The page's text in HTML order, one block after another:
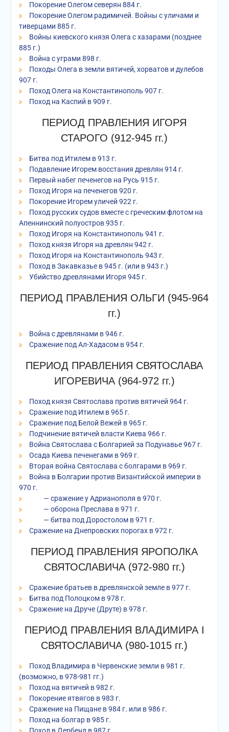
Покорение Олегом северян 884 г.
Покорение Олегом радимичей. Войны с уличами и
тиверцами 885 г.
Войны киевского князя Олега с хазарами (позднее
885 г.)
Война с уграми 898 г.
Походы Олега в земли вятичей, хорватов и дулебов
907 г.
Поход Олега на Константинополь 907 г.
Поход на Каспий в 909 г.
ПЕРИОД ПРАВЛЕНИЯ ИГОРЯ
СТАРОГО (912-945 гг.)
Битва под Итилем в 913 г.
Подавление Игорем восстания древлян 914 г.
Первый набег печенегов на Русь 915 г.
Поход Игоря на печенегов 920 г.
Покорение Игорем уличей 922 г.
Поход русских судов вместе с греческим флотом на
Апеннинский полуостров 935 г.
Поход Игоря на Константинополь 941 г.
Поход князя Игоря на древлян 942 г.
Поход Игоря на Константинополь 943 г.
Поход в Закавказье в 945 г. (или в 943 г.)
Убийство древлянами Игоря 945 г.
ПЕРИОД ПРАВЛЕНИЯ ОЛЬГИ (945-964
гг.)
Война с древлянами в 946 г.
Сражение под Ал-Хадасом в 954 г.
ПЕРИОД ПРАВЛЕНИЯ СВЯТОСЛАВА
ИГОРЕВИЧА (964-972 гг.)
Поход князя Святослава против вятичей 964 г.
Сражение под Итилем в 965 г.
Сражение под Белой Вежей в 965 г.
Подчинение вятичей власти Киева 966 г.
Война Святослава с Болгарией за Подунавье 967 г.
Осада Киева печенегами в 969 г.
Вторая война Святослава с болгарами в 969 г.
Война в Болгарии против Византийской империи в
970 г.
— сражение у Адрианополя в 970 г.
— оборона Преслава в 971 г.
— битва под Доростолом в 971 г.
Сражение на Днепровских порогах в 972 г.
ПЕРИОД ПРАВЛЕНИЯ ЯРОПОЛКА
СВЯТОСЛАВИЧА (972-980 гг.)
Сражение братьев в древлянской земле в 977 г.
Битва под Полоцком в 978 г.
Сражение на Друче (Друте) в 978 г.
ПЕРИОД ПРАВЛЕНИЯ ВЛАДИМИРА I
СВЯТОСЛАВИЧА (980-1015 гг.)
Поход Владимира в Червенские земли в 981 г.
(возможно, в 978-981 гг.)
Поход на вятичей в 982 г.
Покорение ятвягов в 983 г.
Сражение на Пищане в 984 г. или в 986 г.
Поход на болгар в 985 г.